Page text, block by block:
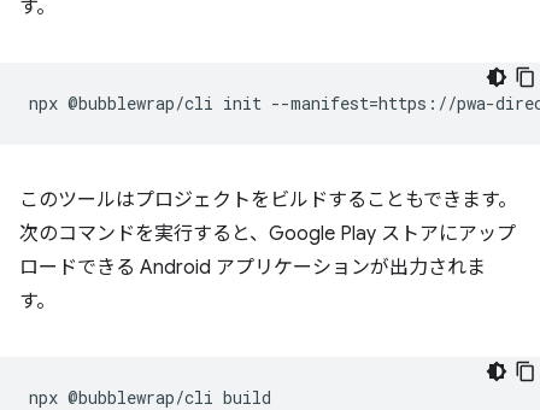
す。
npx @bubblewrap/cli init --manifest=
このツールはプロジェクトをビルドすることもできます。
次のコマンドを実行すると、Google Play ストアにアップ
ロードできる Android アプリケーションが出力されま
す。
npx @bubblewrap/cli